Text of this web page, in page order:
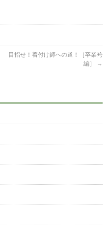
目指せ！着付け師への道！［卒業袴
編］
→